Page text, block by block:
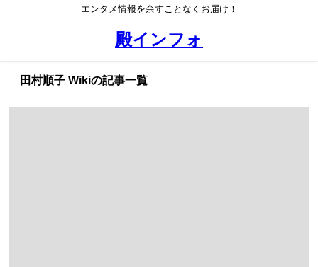
エンタメ情報を余すことなくお届け！
殿インフォ
田村順子 Wikiの記事一覧